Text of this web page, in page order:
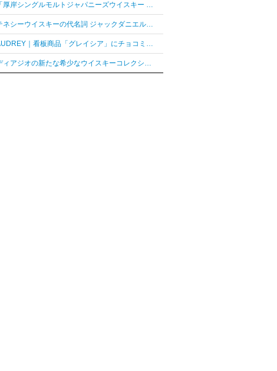
「厚岸シングルモルトジャパニーズウイスキー 花ぐはし カリンパニ」が最高金賞、ジャパングランプリ受賞
テネシーウイスキーの代名詞 ジャックダニエル「ジャックダニエル マクラーレン2026ラベル」を数量限定発売
AUDREY｜看板商品「グレイシア」にチョコミントフレーバー「グレイシア チョコミンティ」が新登場
ディアジオの新たな希少なウイスキーコレクション「レア シリーズ」が2026年7月7日（火）より日本発売